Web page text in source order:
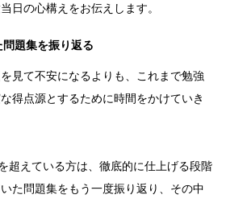
日の心構えをお伝えします。
題集を振り返る
見て不安になるよりも、これまで勉強
得点源とするために時間をかけていき
超えている方は、徹底的に仕上げる段階
た問題集をもう一度振り返り、その中